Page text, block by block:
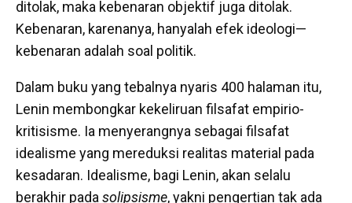
ditolak, maka kebenaran objektif juga ditolak.
Kebenaran, karenanya, hanyalah efek ideologi—
kebenaran adalah soal politik.
Dalam buku yang tebalnya nyaris 400 halaman itu,
Lenin membongkar kekeliruan filsafat empirio-
kritisisme. Ia menyerangnya sebagai filsafat
idealisme yang mereduksi realitas material pada
kesadaran. Idealisme, bagi Lenin, akan selalu
berakhir pada solipsisme, yakni pengertian tak ada